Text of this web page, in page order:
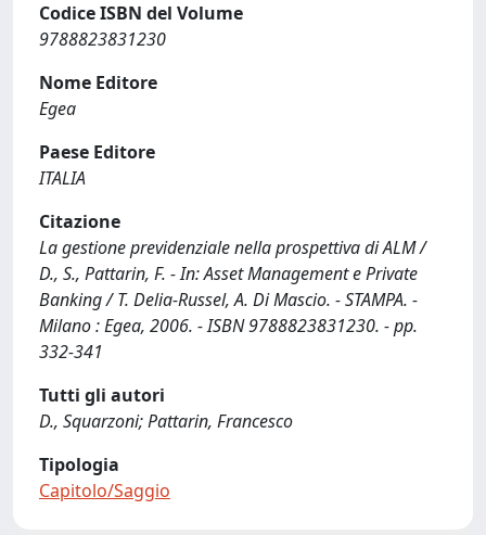
Codice ISBN del Volume
9788823831230
Nome Editore
Egea
Paese Editore
ITALIA
Citazione
La gestione previdenziale nella prospettiva di ALM /
D., S., Pattarin, F. - In: Asset Management e Private
Banking / T. Delia-Russel, A. Di Mascio. - STAMPA. -
Milano : Egea, 2006. - ISBN 9788823831230. - pp.
332-341
Tutti gli autori
D., Squarzoni; Pattarin, Francesco
Tipologia
Capitolo/Saggio